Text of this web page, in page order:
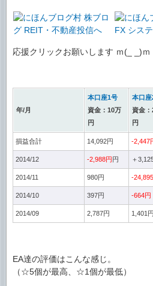
応援クリックお願いします ｍ(_ _)ｍ
年/月
本口座1号
資金：10万
円
本口座
資金
円
損益合計 14,092円 -2,447
2014/12 -2,988円円 ＋
2014/11 980円 -
2014/10 397円 -664円
2014/09 2,787円 1,401円
EA達の評価はこんな感じ。
（☆5個が最高、☆1個が最低）